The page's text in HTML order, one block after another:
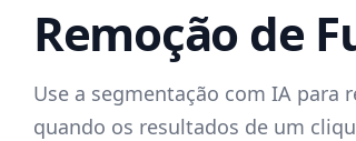
Remoção de
Use a segmentação com IA
quando os resultados de um